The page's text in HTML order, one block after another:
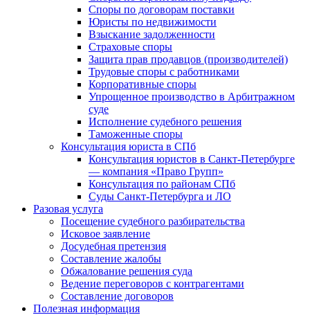
Споры по договорам поставки
Юристы по недвижимости
Взыскание задолженности
Страховые споры
Защита прав продавцов (производителей)
Трудовые споры с работниками
Корпоративные споры
Упрощенное производство в Арбитражном
суде
Исполнение судебного решения
Таможенные споры
Консультация юриста в СПб
Консультация юристов в Санкт-Петербурге
— компания «Право Групп»
Консультация по районам СПб
Суды Санкт-Петербурга и ЛО
Разовая услуга
Посещение судебного разбирательства
Исковое заявление
Досудебная претензия
Составление жалобы
Обжалование решения суда
Ведение переговоров с контрагентами
Составление договоров
Полезная информация